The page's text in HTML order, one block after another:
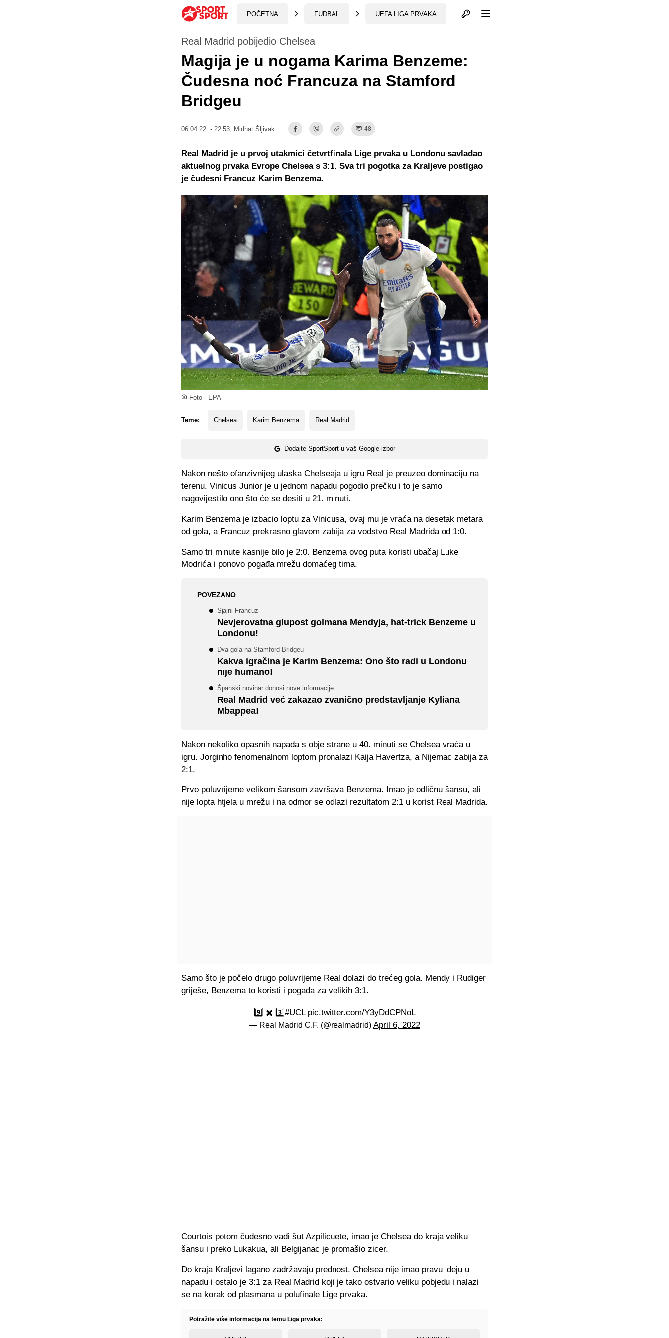
POČETNA FUDBAL UEFA LIGA PRVAKA Otvori profil
Foto - EPA
Real Madrid pobijedio Chelsea
Magija je u nogama Karima Benzeme:
Čudesna noć Francuza na Stamford
Bridgeu
06.04.22. - 22:53, Midhat Šljivak 48
Teme: Chelsea Karim Benzema Real Madrid
Dodajte SportSport u vaš Google izbor
Real Madrid je u prvoj utakmici četvrtfinala Lige prvaka u Londonu savladao
aktuelnog prvaka Evrope Chelsea s 3:1. Sva tri pogotka za Kraljeve postigao
je čudesni Francuz Karim Benzema.
Nakon nešto ofanzivnijeg ulaska Chelseaja u igru Real je preuzeo dominaciju na
terenu. Vinicus Junior je u jednom napadu pogodio prečku i to je samo
nagovijestilo ono što će se desiti u 21. minuti.
Karim Benzema je izbacio loptu za Vinicusa, ovaj mu je vraća na desetak metara
od gola, a Francuz prekrasno glavom zabija za vodstvo Real Madrida od 1:0.
Samo tri minute kasnije bilo je 2:0. Benzema ovog puta koristi ubačaj Luke
Modrića i ponovo pogađa mrežu domaćeg tima.
POVEZANO
Sjajni Francuz
Nevjerovatna glupost golmana Mendyja, hat-trick Benzeme u
Londonu!
Dva gola na Stamford Bridgeu
Kakva igračina je Karim Benzema: Ono što radi u Londonu
nije humano!
Španski novinar donosi nove informacije
Real Madrid već zakazao zvanično predstavljanje Kyliana
Mbappea!
Nakon nekoliko opasnih napada s obje strane u 40. minuti se Chelsea vraća u
igru. Jorginho fenomenalnom loptom pronalazi Kaija Havertza, a Nijemac zabija za
2:1.
Prvo poluvrijeme velikom šansom završava Benzema. Imao je odličnu šansu, ali
nije lopta htjela u mrežu i na odmor se odlazi rezultatom 2:1 u korist Real Madrida.
Samo što je počelo drugo poluvrijeme Real dolazi do trećeg gola. Mendy i Rudiger
griješe, Benzema to koristi i pogađa za velikih 3:1.
9️⃣ ✖️ 3️⃣#UCL pic.twitter.com/Y3yDdCPNoL
— Real Madrid C.F. (@realmadrid) April 6, 2022
Courtois potom čudesno vadi šut Azpilicuete, imao je Chelsea do kraja veliku
šansu i preko Lukakua, ali Belgijanac je promašio zicer.
Do kraja Kraljevi lagano zadržavaju prednost. Chelsea nije imao pravu ideju u
napadu i ostalo je 3:1 za Real Madrid koji je tako ostvario veliku pobjedu i nalazi
se na korak od plasmana u polufinale Lige prvaka.
Potražite više informacija na temu Liga prvaka: